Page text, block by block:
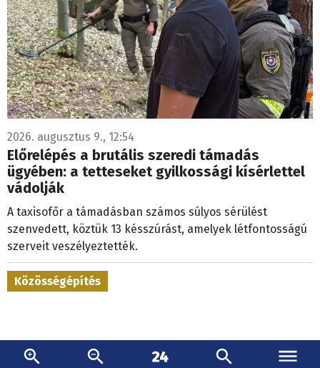
2026. augusztus 9., 12:54
Előrelépés a brutális szeredi támadás
ügyében: a tetteseket gyilkossági kísérlettel
vádolják
A taxisofőr a támadásban számos súlyos sérülést
szenvedett, köztük 13 késszúrást, amelyek létfontosságú
szerveit veszélyeztették.
Közösségépítés